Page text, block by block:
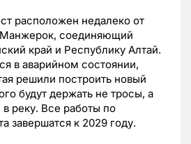
расположен недалеко от
Манжерок, соединяющий
край и Республику Алтай.
в аварийном состоянии,
решили построить новый
будут держать не тросы, а
реку. Все работы по
завершатся к 2029 году.